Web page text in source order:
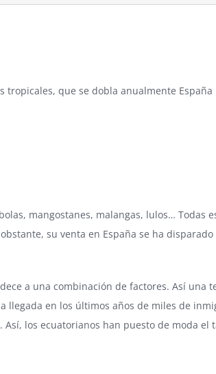
tropicales, que se dobla anualmente
mangostanes, malangas, lulos… Todas
su venta en España se ha
a una combinación de factores. Así una
en los últimos años de miles de
los ecuatorianos han puesto de moda el